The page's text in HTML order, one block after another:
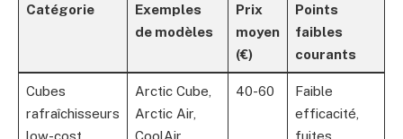
Catégorie
Exemples
de modèles
Prix
moyen
(€)
Points
faibles
courants
Cubes
rafraîchisseurs
Arctic Cube,
Arctic Air,
40-60
Faible
efficacité,